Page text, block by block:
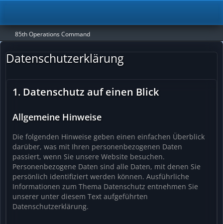
85th Operations Command
Datenschutzerklärung
1. Datenschutz auf einen Blick
Allgemeine Hinweise
Die folgenden Hinweise geben einen einfachen Überblick
darüber, was mit Ihren personenbezogenen Daten
passiert, wenn Sie unsere Website besuchen.
Personenbezogene Daten sind alle Daten, mit denen Sie
persönlich identifiziert werden können. Ausführliche
Informationen zum Thema Datenschutz entnehmen Sie
unserer unter diesem Text aufgeführten
Datenschutzerklärung.